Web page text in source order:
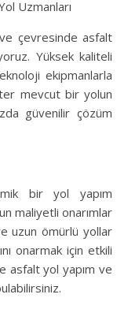
Uzmanları
çevresinde asfalt
Yüksek kaliteli
ekipmanlarla
mevcut bir yolun
güvenilir çözüm
bir yol yapım
maliyetli onarımlar
uzun ömürlü yollar
onarmak için etkili
asfalt yol yapım ve